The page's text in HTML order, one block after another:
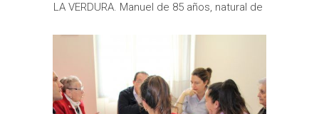
LA VERDURA. Manuel de 85 años, natural de